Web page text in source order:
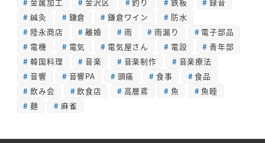
鍼灸
鎌倉 鎌倉ワイン
防水
陸永商店
離婚 雨 雨漏り
電子部品
電機
電気 電気屋さん 電設
青年部
韓国料理
音楽 音楽制作
音楽療法
音響
音響PA 頭痛 食事
食品
飲み会
飲食店 高層鳶 魚
魚睦
麺
麻雀